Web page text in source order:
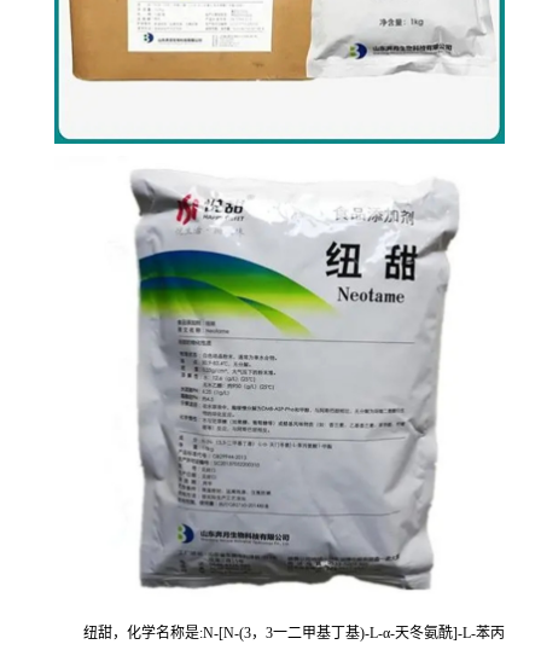
纽甜，化学名称是:N-[N-(3，3一二甲基丁基)-L-α-天冬氨酰]-L-苯丙